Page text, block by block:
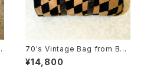
70's Vintage Bag from BER
LIN [BAV-2]
¥14,800